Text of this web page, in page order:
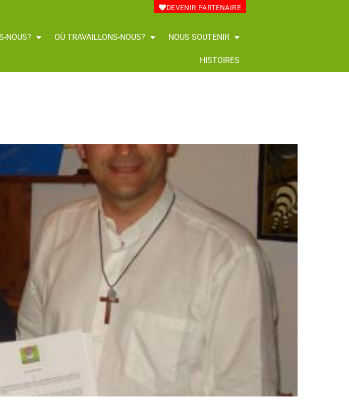
DEVENIR PARTENAIRE
NOUS? OÙ TRAVAILLONS-NOUS? NOUS SOUTENIR
HISTOIRES